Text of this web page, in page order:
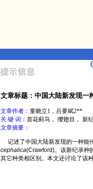
文章标题：中国大陆新发现
文章作者： 童晓立1，吕要斌2**
关 键 词： 首花蓟马， 缨翅目， 新
文章摘要：
记述了中国大陆新发现的一种能
cephalica(Crawford)。该新纪录种
其它种类相区别。本文还讨论了该